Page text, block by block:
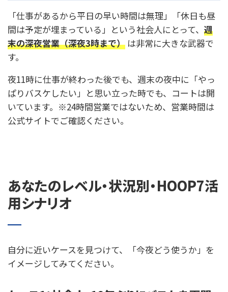
「仕事があるから平日の早い時間は無理」「休日も昼
間は予定が埋まっている」という社会人にとって、 週
末の深夜営業（深夜3時まで） は非常に大きな武器で
す。
夜11時に仕事が終わった後でも、週末の夜中に「やっ
ぱりバスケしたい」と思い立った時でも、コートは開
いています。※24時間営業ではないため、営業時間は
公式サイトでご確認ください。
あなたのレベル・状況別・HOOP7活
用シナリオ
自分に近いケースを見つけて、「今夜どう使うか」を
イメージしてみてください。